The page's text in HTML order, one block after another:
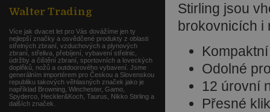
Stirling jsou
brokovnicích i
Odolné
12 úrovní
Přesné
Walter Trading
Více jak dvacet let pro Vás dovážíme jen ty
nejlepší značky a osvědčené produkty z oblasti
střelných zbraní, vzduchových a plynových
zbraní, střeliva, přebíjení, vybavení střelnic,
údržby a čištění zbraní, sportovních a loveckých
doplňků, nožů a outdoorového vybavení. Jsme
generálním importérem pro Českou a Slovenskou
republiku takových věhlasných značek jako je
například Browning, Winchester, Gamo,
Spyderco, Heckler&Koch, Taurus, Nikko Stirling a
dalších značek.